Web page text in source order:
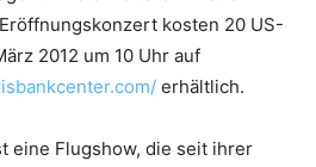
kosten 20 US-
2012 um 10 Uhr auf
erhältlich.
eine Flugshow, die seit ihrer